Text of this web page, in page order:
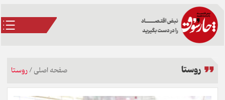
روستا صفحه اصلی/روستا